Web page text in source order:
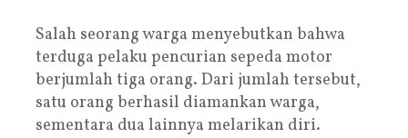
Salah seorang warga menyebutkan bahwa
terduga pelaku pencurian sepeda motor
berjumlah tiga orang. Dari jumlah tersebut,
satu orang berhasil diamankan warga,
sementara dua lainnya melarikan diri.